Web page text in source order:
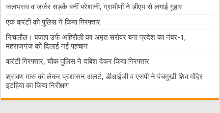
जलभराव व जर्जर सड़कें बनीं परेशानी, ग्रामीणों ने डीएम से लगाई गुहार
एक वारंटी को पुलिस ने किया गिरफ्तार
निचलौल। बजहा उर्फ अहिरौली का अमृत सरोवर बना प्रदेश का नंबर-1,
महराजगंज को दिलाई नई पहचान
वारंटी गिरफ्तार, चौक पुलिस ने दबिश देकर किया गिरफ्तार
श्रावण मास को लेकर प्रशासन अलर्ट, डीआईजी व एसपी ने पंचमुखी शिव मंदिर
इटहिया का किया निरीक्षण